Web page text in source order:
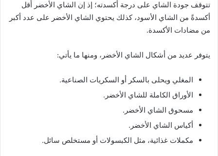
تتوقف جودة الشاي على درجة أكسدته؛ إذ إن الشاي الأخضر أقل
أكسدةً من الشاي الأسود، كذلك يحتوي الشاي الأخضر على عدد أكبر
من مضادات الأكسدة.
يتوفر عديد من أشكال الشاي الأخضر، ومنها ما يأتي:
المغلي ويحلى بالسكر أو السكريات الصناعية.
الأوراق الكاملة للشاي الأخضر.
مسحوق الشاي الأخضر.
أكياس الشاي الأخضر.
مكملات غذائية، مثل الكبسولات أو مستخلص سائل.